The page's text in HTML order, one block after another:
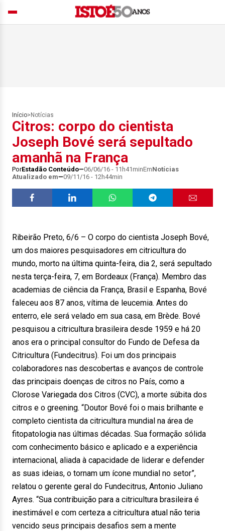
Início> Notícias
Citros: corpo do cientista
Joseph Bové será sepultado
amanhã na França
PorEstadão Conteúdo 06/06/16 - 11h41minEmNotícias
Atualizado em
09/11/16 - 12h44min
Ribeirão Preto, 6/6 – O corpo do cientista Joseph Bové,
um dos maiores pesquisadores em citricultura do
mundo, morto na última quinta-feira, dia 2, será sepultado
nesta terça-feira, 7, em Bordeaux (França). Membro das
academias de ciência da França, Brasil e Espanha, Bové
faleceu aos 87 anos, vítima de leucemia. Antes do
enterro, ele será velado em sua casa, em Brède. Bové
pesquisou a citricultura brasileira desde 1959 e há 20
anos era o principal consultor do Fundo de Defesa da
Citricultura (Fundecitrus). Foi um dos principais
colaboradores nas descobertas e avanços de controle
das principais doenças de citros no País, como a
Clorose Variegada dos Citros (CVC), a morte súbita dos
citros e o greening. “Doutor Bové foi o mais brilhante e
completo cientista da citricultura mundial na área de
fitopatologia nas últimas décadas. Sua formação sólida
com conhecimento básico e aplicado e a experiência
internacional, aliada à capacidade de liderar e defender
as suas ideias, o tornam um ícone mundial no setor”,
relatou o gerente geral do Fundecitrus, Antonio Juliano
Ayres. “Sua contribuição para a citricultura brasileira é
inestimável e com certeza a citricultura atual não teria
vencido seus principais desafios sem a mente